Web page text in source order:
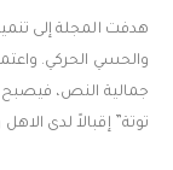
هدفت المجلة إلى
والحسي الحركي.
جمالية النص، فيصبح
توتة” إقبالاً لدى الاهل